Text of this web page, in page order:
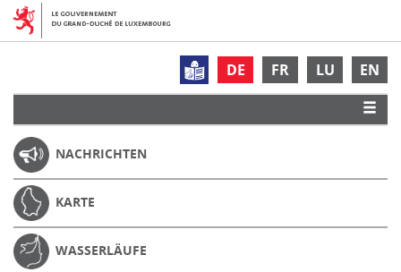
DE FR LU EN
NACHRICHTEN
KARTE
WASSERLÄUFE